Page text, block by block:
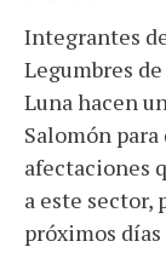
Integrantes
Legumbres
Luna hacen
Salomón
afectaciones
a este sector,
próximos